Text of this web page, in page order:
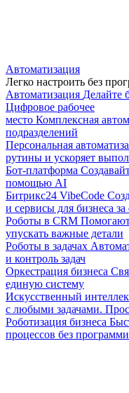
Автоматизация
Легко настроить без
Автоматизация Делайте
Цифровое рабочее
место Комплексная
подразделений
Персональная
рутины и ускоряет
Бот-платформа
помощью AI
Битрикс24 VibeCode
и сервисы для бизнеса
Роботы в CRM Помогают
упускать важные детали
Роботы в задачах
и контроль задач
Оркестрация бизнеса
единую систему
Искусственный
с любыми задачами.
Роботизация бизнеса
процессов без